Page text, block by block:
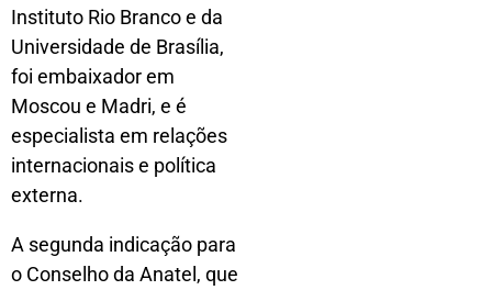
Instituto Rio Branco e da
Universidade de Brasília,
foi embaixador em
Moscou e Madri, e é
especialista em relações
internacionais e política
externa.
A segunda indicação para
o Conselho da Anatel, que